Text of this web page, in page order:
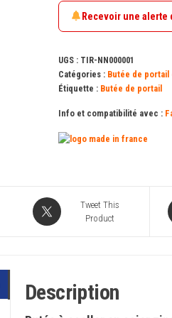
Recevoir une
UGS : TIR-NN000001
Catégories : Butée de
Étiquette : Butée de portail
Info et compatibilité avec :
Tweet This
Product
Description